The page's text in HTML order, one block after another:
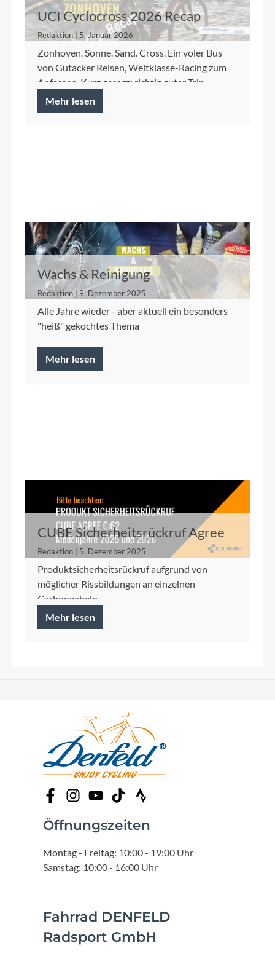
UCI Cyclocross 2026 Recap
Redaktion | 5. Januar 2026
Zonhoven. Sonne. Sand. Cross. Ein voler Bus
von Gutacker Reisen, Weltklasse-Racing zum
Anfassen. Kurz gesagt: richtig guter Trip.
Mehr lesen
Wachs & Reinigung
Redaktion | 9. Dezember 2025
Alle Jahre wieder - aber aktuell ein besonders
"heiß" gekochtes Thema
Mehr lesen
CUBE Sicherheitsrückruf Agree
C:62 2025/2026
Redaktion | 5. Dezember 2025
Produktsicherheitsrückruf aufgrund von
möglicher Rissbildungen an einzelnen
Carbongabeln
Mehr lesen
Öffnungszeiten
Montag - Freitag: 10:00 - 19:00 Uhr
Samstag: 10:00 - 16:00 Uhr
Fahrrad DENFELD
Radsport GmbH